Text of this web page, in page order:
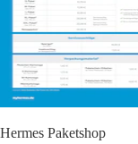
Hermes Paketshop